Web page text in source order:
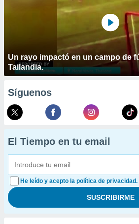
Un rayo impactó en un campo de
Tailandia.
Síguenos
El Tiempo en tu email
He leído y acepto la política de privacidad.